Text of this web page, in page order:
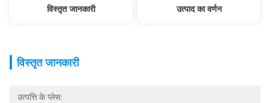
विस्तृत जानकारी उत्पाद का वर्णन
विस्तृत जानकारी
उत्पत्ति के प्लेस: